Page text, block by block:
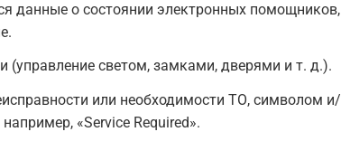
данные о состоянии электронных помощников,
(управление светом, замками, дверями и т. д.).
или необходимости ТО, символом и/
«Service Required».